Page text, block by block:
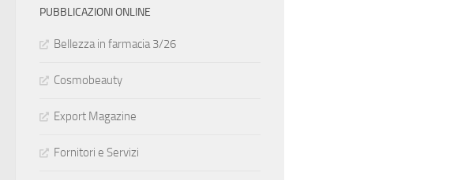
PUBBLICAZIONI ONLINE
Bellezza in farmacia 3/26
Cosmobeauty
Export Magazine
Fornitori e Servizi